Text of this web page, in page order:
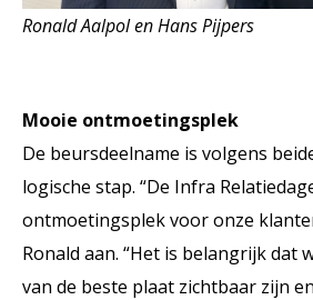
Ronald Aalpol en Hans Pijpers
Mooie ontmoetingsplek
De beursdeelname is volgens
logische stap. “De Infra
ontmoetingsplek voor onze
Ronald aan. “Het is belangrijk dat
van de beste plaat zichtbaar zijn